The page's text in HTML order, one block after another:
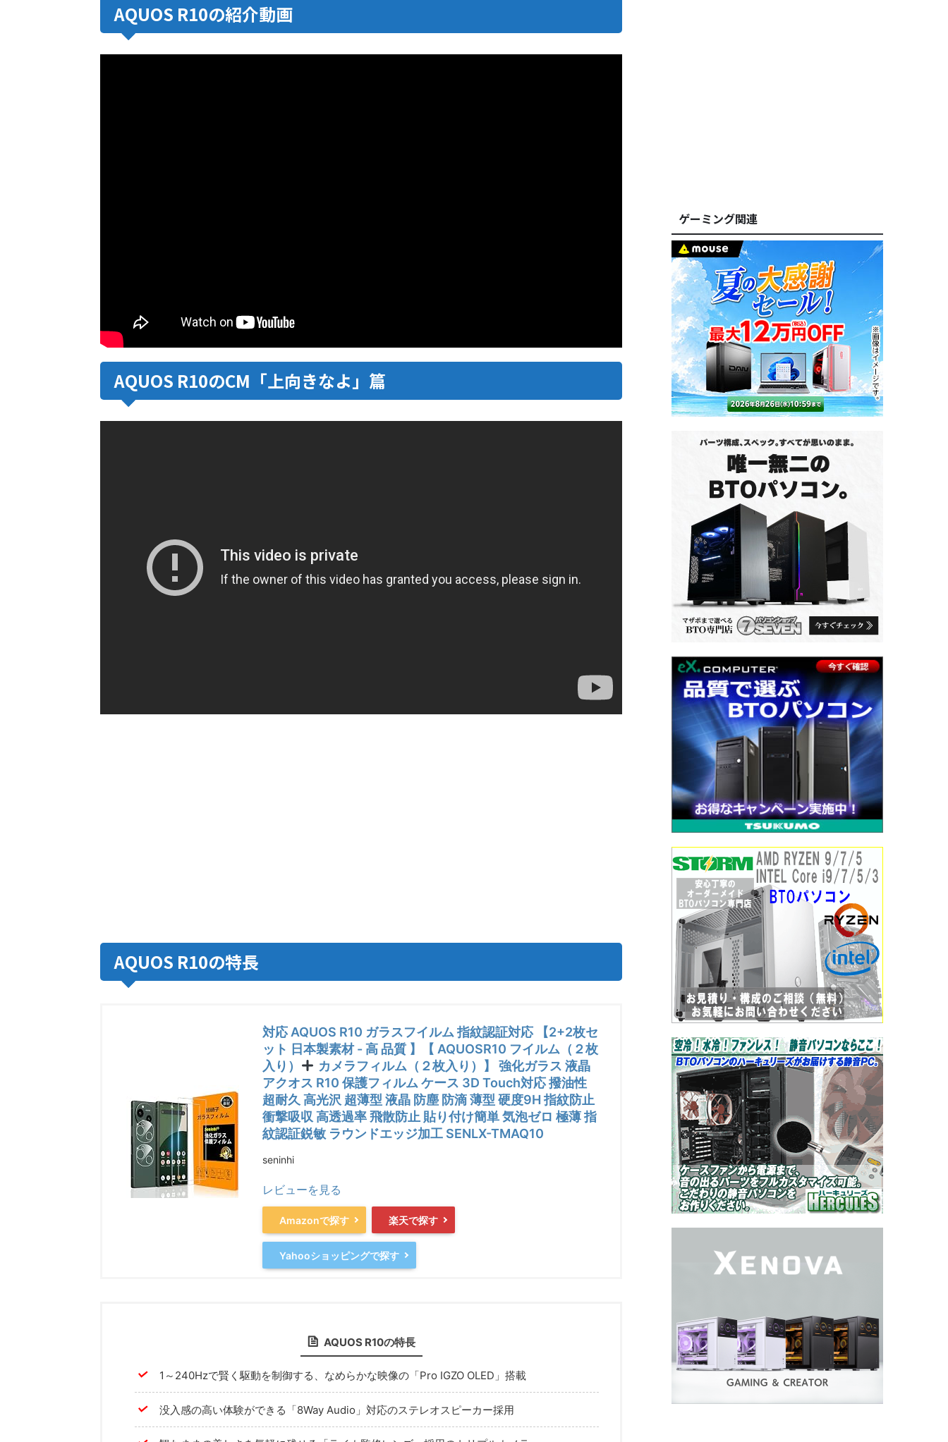
AQUOS R10の紹介動画
AQUOS R10のCM「上向きなよ」篇
AQUOS R10の特長
対応 AQUOS R10 ガラスフイルム 指紋認証対応 【2+2枚セ
ット 日本製素材 - 高 品質 】【 AQUOSR10 フイルム（２枚
入り）
カメラフィルム（２枚入り）】 強化ガラス 液晶
アクオス R10 保護フィルム ケース 3D Touch対応 撥油性
超耐久 高光沢 超薄型 液晶 防塵 防滴 薄型 硬度9H 指紋防止
衝撃吸収 高透過率 飛散防止 貼り付け簡単 気泡ゼロ 極薄 指
紋認証鋭敏 ラウンドエッジ加工 SENLX-TMAQ10
seninhi
レビューを見る
Amazonで探す 楽天で探す
Yahooショッピングで探す
AQUOS R10の特長
1～240Hzで賢く駆動を制御する、なめらかな映像の「Pro IGZO OLED」搭載
没入感の高い体験ができる「8Way Audio」対応のステレオスピーカー採用
ゲーミング関連